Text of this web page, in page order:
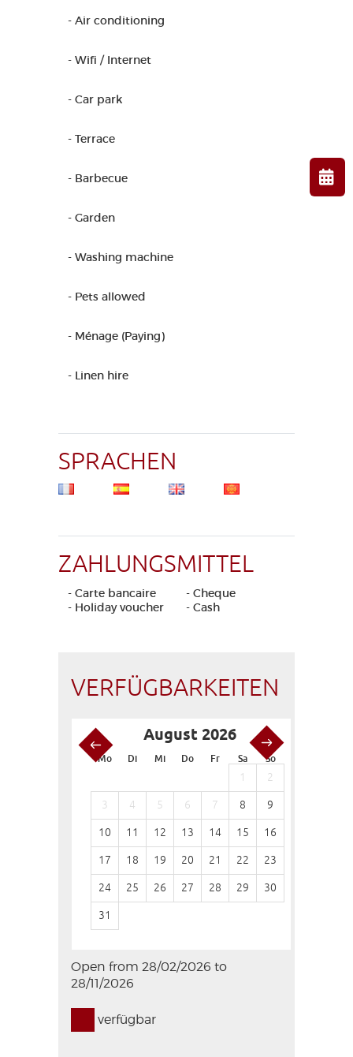
- Air conditioning
- Wifi / Internet
- Car park
- Terrace
- Barbecue
- Garden
- Washing machine
- Pets allowed
- Ménage (Paying)
- Linen hire
SPRACHEN
ZAHLUNGSMITTEL
- Carte bancaire
- Cheque
- Holiday voucher
- Cash
VERFÜGBARKEITEN
August 2026
Mo Di Mi Do Fr Sa So
1 2
3 4 5 6 7 8 9
10 11 12 13 14 15 16
17 18 19 20 21 22 23
24 25 26 27 28 29 30
31
Open from 28/02/2026 to
28/11/2026
verfügbar